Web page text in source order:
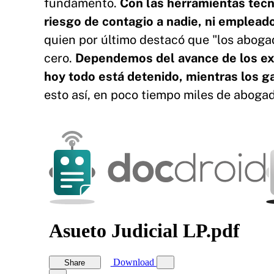
fundamento. Con las herramientas
riesgo de contagio a nadie, ni
quien por último destacó que "los
cero. Dependemos del avance de los
hoy todo está detenido, mientras los
esto así, en poco tiempo miles de